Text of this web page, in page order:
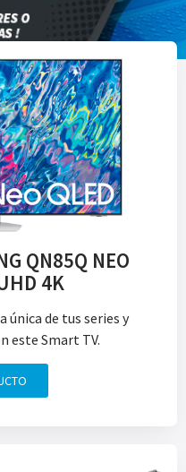
QN85Q NEO
4K
única de tus series y
este Smart TV.